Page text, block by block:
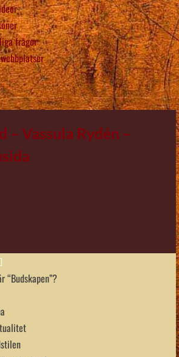
frågor
– Vassula Rydén –
“Budskapen”?